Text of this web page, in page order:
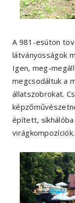
A 981-esúton
látványosságok
Igen, meg-
megcsodáltuk a
állatszobrokat.
épített,
virágkompozíciók.